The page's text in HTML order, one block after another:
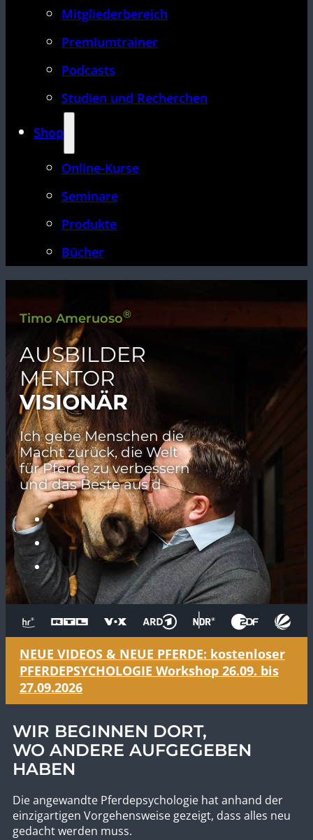
Mitgliederbereich
Premiumtrainer
Podcasts
Studien und Recherchen
Shop
Online-Kurse
Seminare
Produkte
Bücher
Timo Ameruoso®
AUSBILDER
MENTOR
VISIONÄR
Ich gebe Menschen die
Macht zurück, die Welt
für Pferde zu verbessern
und das Beste aus
diesem einen Leben z
NEUE VIDEOS & NEUE PFERDE: kostenloser
PFERDEPSYCHOLOGIE Workshop 26.09. bis
27.09.2026
WIR BEGINNEN DORT,
WO ANDERE AUFGEGEBEN
Die angewandte Pferdepsychologie hat anhand der
einzigartigen Vorgehensweise gezeigt, dass alles neu